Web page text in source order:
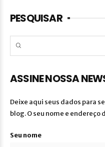
PESQUISAR
ASSINE NOSSA
Deixe aqui seus dados para
blog. O seu nome e
Seu nome